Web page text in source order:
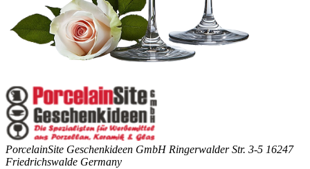
PorcelainSite Geschenkideen GmbH Ringerwalder Str. 3-5 16247
Friedrichswalde Germany